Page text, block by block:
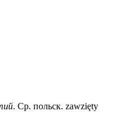
. Ср. польск. zawzięty